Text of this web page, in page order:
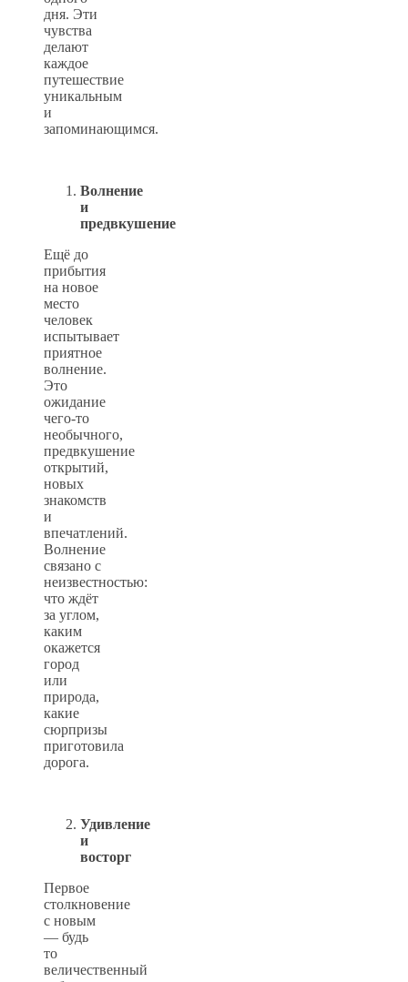
дня. Эти
чувства
делают
каждое
путешествие
уникальным
и
запоминающимся.
Волнение
и
предвкушение
Ещё до
прибытия
на новое
место
человек
испытывает
приятное
волнение.
Это
ожидание
чего-то
необычного,
предвкушение
открытий,
новых
знакомств
и
впечатлений.
Волнение
связано с
неизвестностью:
что ждёт
за углом,
каким
окажется
город
или
природа,
какие
сюрпризы
приготовила
дорога.
Удивление
и
восторг
Первое
столкновение
с новым
— будь
то
величественный